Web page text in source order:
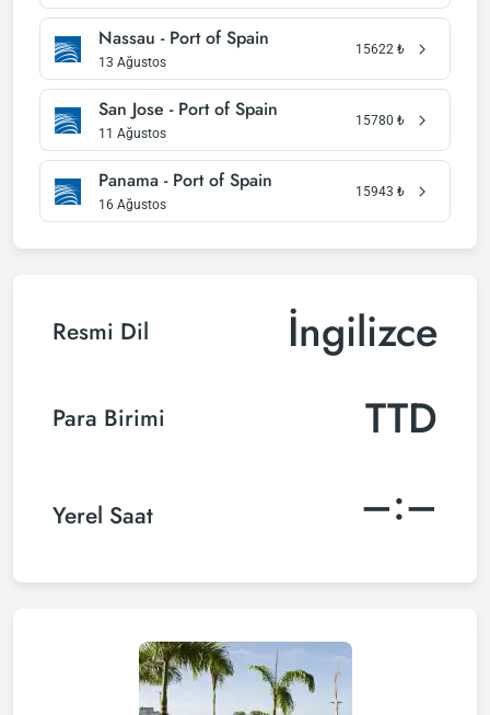
Nassau - Port of Spain
13 Ağustos
15622 ₺
San Jose - Port of Spain
11 Ağustos
15780 ₺
Panama - Port of Spain
16 Ağustos
15943 ₺
Resmi Dil İngilizce
Para Birimi TTD
Yerel Saat –:–